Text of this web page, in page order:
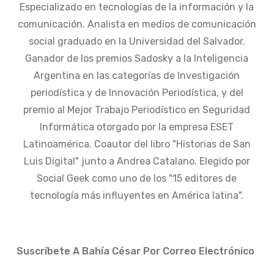
Especializado en tecnologías de la información y la
comunicación. Analista en medios de comunicación
social graduado en la Universidad del Salvador.
Ganador de los premios Sadosky a la Inteligencia
Argentina en las categorías de Investigación
periodística y de Innovación Periodística, y del
premio al Mejor Trabajo Periodístico en Seguridad
Informática otorgado por la empresa ESET
Latinoamérica. Coautor del libro "Historias de San
Luis Digital" junto a Andrea Catalano. Elegido por
Social Geek como uno de los "15 editores de
tecnología más influyentes en América latina".
Suscríbete A Bahía César Por Correo Electrónico